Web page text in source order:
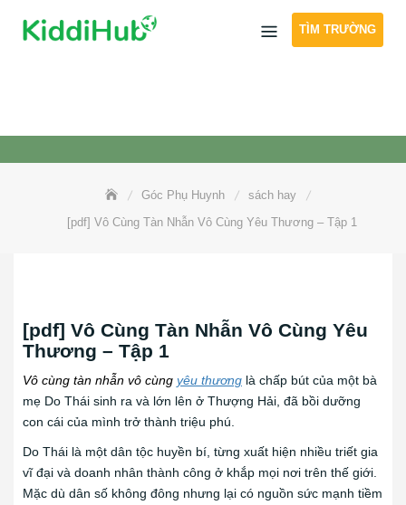
TÌM TRƯỜNG
Góc Phụ Huynh
sách hay
[pdf] Vô Cùng Tàn Nhẫn Vô Cùng Yêu Thương – Tập 1
[pdf] Vô Cùng Tàn Nhẫn Vô Cùng Yêu
Thương – Tập 1
Vô cùng tàn nhẫn vô cùng yêu thương là chấp bút của một bà
mẹ Do Thái sinh ra và lớn lên ở Thượng Hải, đã bồi dưỡng
con cái của mình trở thành triệu phú.
Do Thái là một dân tộc huyền bí, từng xuất hiện nhiều triết gia
vĩ đại và doanh nhân thành công ở khắp mọi nơi trên thế giới.
Mặc dù dân số không đông nhưng lại có nguồn sức mạnh tiềm